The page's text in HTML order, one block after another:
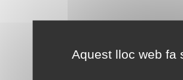
Aquest lloc web fa